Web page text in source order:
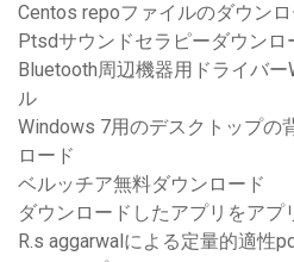
Centos repoファイルのダウンロ
Ptsdサウンドセラピーダウンロ
Bluetooth周辺機器用ドライバ
ル
Windows 7用のデスクトップの
ロード
ベルッチア無料ダウンロード
ダウンロードしたアプリをア
R.s aggarwalによる定量的適性